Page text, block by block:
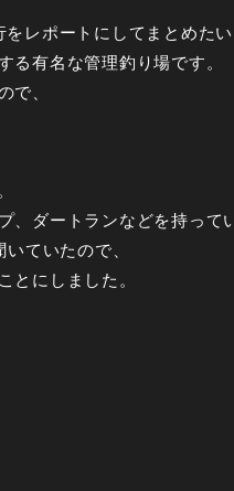
レポートにしてまとめた
有名な管理釣り場です。
、
、ダートランなどを持って
ていたので、
にしました。